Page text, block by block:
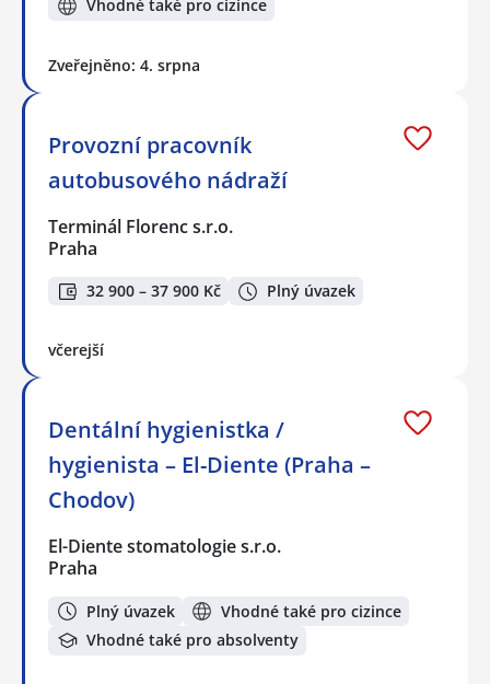
Vhodné také pro cizince
Zveřejněno: 4. srpna
Provozní pracovník
autobusového nádraží
Terminál Florenc s.r.o.
Praha
32 900 – 37 900 Kč Plný úvazek
včerejší
Dentální hygienistka /
hygienista – El-Diente (Praha –
Chodov)
El-Diente stomatologie s.r.o.
Praha
Plný úvazek
Vhodné také pro cizince
Vhodné také pro absolventy